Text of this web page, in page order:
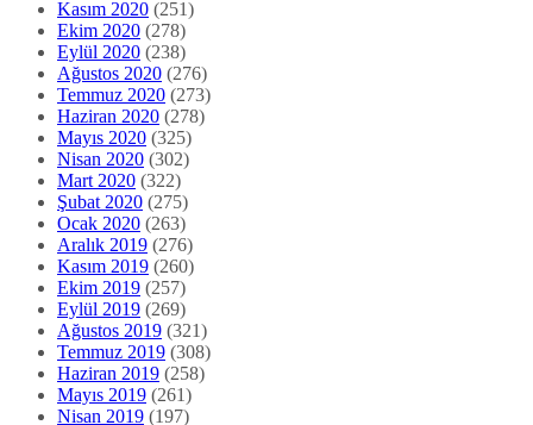
Kasım 2020 (251)
Ekim 2020 (278)
Eylül 2020 (238)
Ağustos 2020 (276)
Temmuz 2020 (273)
Haziran 2020 (278)
Mayıs 2020 (325)
Nisan 2020 (302)
Mart 2020 (322)
Şubat 2020 (275)
Ocak 2020 (263)
Aralık 2019 (276)
Kasım 2019 (260)
Ekim 2019 (257)
Eylül 2019 (269)
Ağustos 2019 (321)
Temmuz 2019 (308)
Haziran 2019 (258)
Mayıs 2019 (261)
Nisan 2019 (197)